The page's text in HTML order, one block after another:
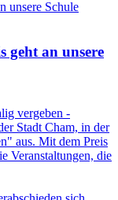
geht an unsere
vergeben -
Stadt Cham, in der
aus. Mit dem Preis
Veranstaltungen, die